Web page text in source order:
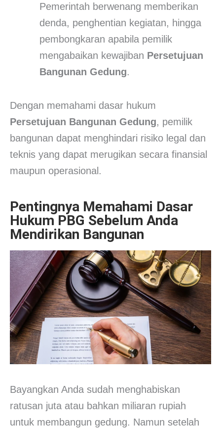
Pemerintah berwenang memberikan
denda, penghentian kegiatan, hingga
pembongkaran apabila pemilik
mengabaikan kewajiban Persetujuan
Bangunan Gedung.
Dengan memahami dasar hukum
Persetujuan Bangunan Gedung, pemilik
bangunan dapat menghindari risiko legal dan
teknis yang dapat merugikan secara finansial
maupun operasional.
Pentingnya Memahami Dasar
Hukum PBG Sebelum Anda
Mendirikan Bangunan
Bayangkan Anda sudah menghabiskan
ratusan juta atau bahkan miliaran rupiah
untuk membangun gedung. Namun setelah